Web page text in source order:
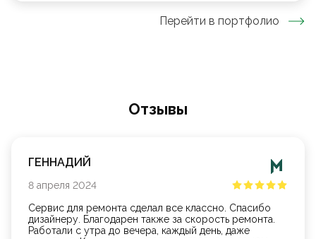
Перейти в портфолио
Oтзывы
ГЕННАДИЙ
8 апреля 2024
Сервис для ремонта сделал все классно. Спасибо
дизайнеру. Благодарен также за скорость ремонта.
Работали с утра до вечера, каждый день, даже